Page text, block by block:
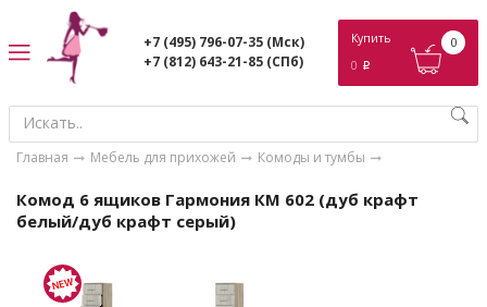
+7 (495) 796-07-35 (Мск)
+7 (812) 643-21-85 (СПб)
Купить
0 p
0
Главная Мебель для прихожей Комоды и тумбы
Комод 6 ящиков Гармония КМ 602 (дуб крафт
белый/дуб крафт серый)